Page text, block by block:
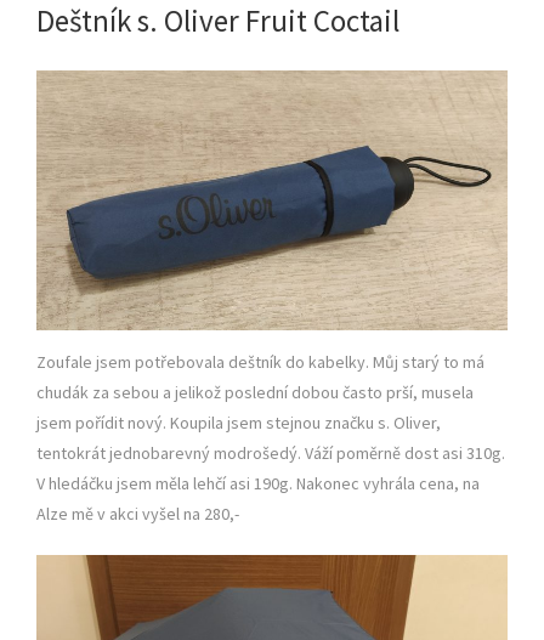
Deštník s. Oliver Fruit Coctail
Zoufale jsem potřebovala deštník do kabelky. Můj starý to má
chudák za sebou a jelikož poslední dobou často prší, musela
jsem pořídit nový. Koupila jsem stejnou značku s. Oliver,
tentokrát jednobarevný modrošedý. Váží poměrně dost asi 310g.
V hledáčku jsem měla lehčí asi 190g. Nakonec vyhrála cena, na
Alze mě v akci vyšel na 280,-